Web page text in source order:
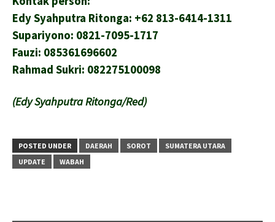
Edy Syahputra Ritonga: +62 813-6414-1311
Supariyono: 0821-7095-1717
Fauzi: 085361696602
Rahmad Sukri: 082275100098
(Edy Syahputra Ritonga/Red)
POSTED UNDER DAERAH SOROT
SUMATERA UTARA
UPDATE
WABAH